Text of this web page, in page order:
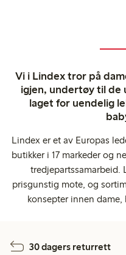
Vi i Lindex tror på
igjen, undertøy til de
laget for uendelig
Lindex er et av Europas
butikker i 17 markeder og
tredjepartssamarbeid.
prisgunstig mote, og
konsepter innen
30 dagers returrett